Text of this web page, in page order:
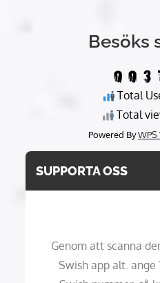
Besöks
Total
Total
Powered By
SUPPORTA OSS
Genom att scanna
Swish app alt. ange